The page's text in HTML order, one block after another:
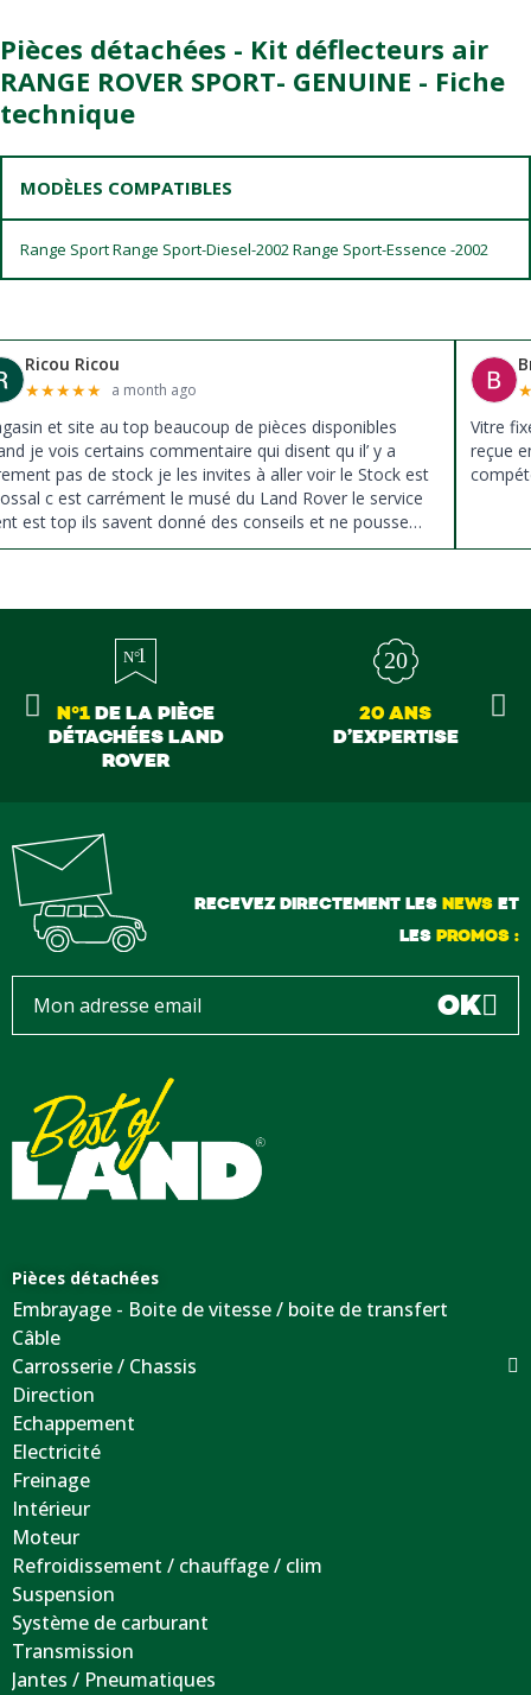
Pièces détachées - Kit déflecteurs air
RANGE ROVER SPORT- GENUINE - Fiche
technique
MODÈLES COMPATIBLES
Range Sport Range Sport-Diesel-2002 Range Sport-Essence -2002
Ricou Ricou
★★★★★ a month ago
et site au top beaucoup de pièces disponibles
je vois certains commentaire qui disent qu il’ y a
pas de stock je les invites à aller voir le Stock est
c est carrément le musé du Land Rover le service
est top ils savent donné des conseils et ne pousse
à la vente ils sont vraiment au top du top merci à tous
Vitre
reçue
N°1DE LA PIÈCE
DÉTACHÉES LAND
ROVER
20 ANS
D’EXPERTISE
RECEVEZ DIRECTEMENT LES NEWSET
LES PROMOS :
OK
Pièces détachées
Embrayage - Boite de vitesse / boite de transfert
Câble
Carrosserie / Chassis
Direction
Echappement
Electricité
Freinage
Intérieur
Moteur
Refroidissement / chauffage / clim
Suspension
Système de carburant
Transmission
Jantes / Pneumatiques